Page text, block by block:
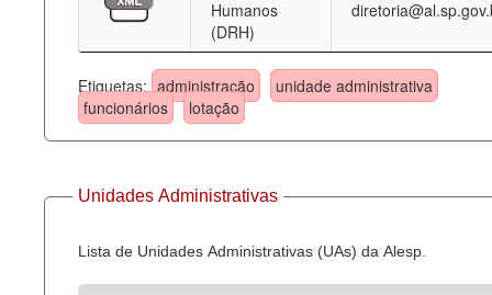
Humanos
(DRH)
Etiquetas: administração
unidade administrativa
funcionários
lotação
Unidades Administrativas
Lista de Unidades Administrativas (UAs) da Alesp.